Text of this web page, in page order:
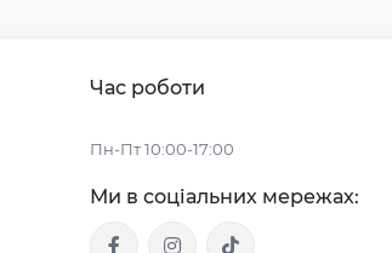
Час роботи
Пн-Пт 10:00-17:00
Ми в соціальних мережах: